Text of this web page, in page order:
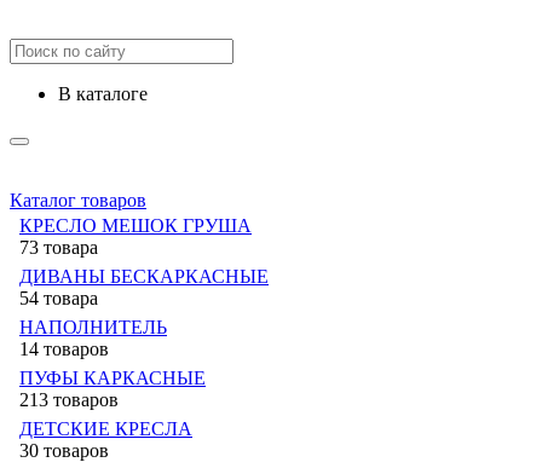
в каталоге
Каталог товаров
КРЕСЛО МЕШОК ГРУША
73 товара
ДИВАНЫ БЕСКАРКАСНЫЕ
54 товара
НАПОЛНИТЕЛЬ
14 товаров
ПУФЫ КАРКАСНЫЕ
213 товаров
ДЕТСКИЕ КРЕСЛА
30 товаров